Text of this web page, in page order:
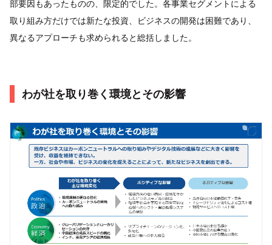
部要因もあったものの、限定的でした。各事業セグメントによる
取り組み方だけでは新たな投資、ビジネスの開発は困難であり、
異なるアプローチも求められると総括しました。
わが社を取り巻く環境とその影響